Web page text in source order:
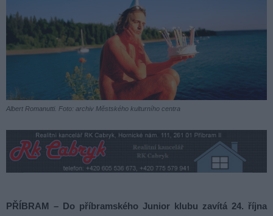
Albert Romanutti. Foto: archiv Městského kulturního centra
PŘÍBRAM – Do příbramského Junior klubu zavítá 24. října